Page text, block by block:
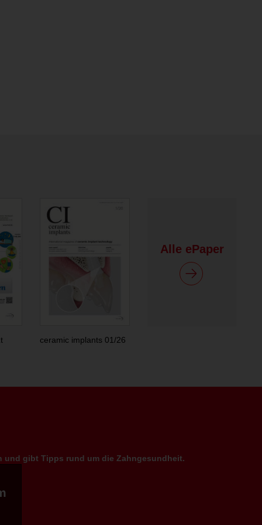
ceramic implants 01/26
Alle ePaper
und gibt Tipps rund um die Zahngesundheit.